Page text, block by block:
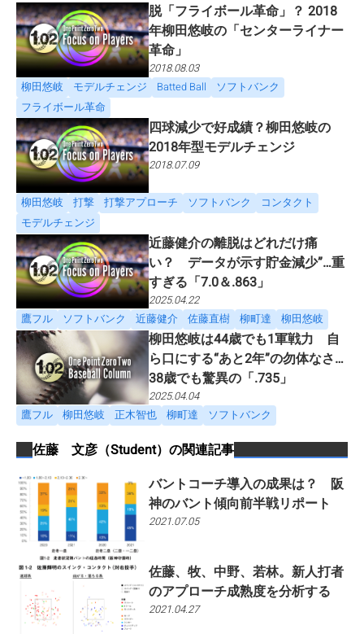
脱「フライボール革命」？ 2018
年柳田悠岐の「センターライナー
革命」
2018.08.03
柳田悠岐
モデルチェンジ Batted Ball
ソフトバンク
フライボール革命
四球減少で好成績？柳田悠岐の
2018年型モデルチェンジ
2018.07.09
柳田悠岐 打撃 打撃アプローチ ソフトバンク
コンタクト
モデルチェンジ
近藤健介の離脱はどれだけ痛
い？ データが示す貯金減少”…重
すぎる「7.0＆.863」
2025.04.22
鷹フル
ソフトバンク 近藤健介 佐藤直樹 柳町達 柳田悠岐
柳田悠岐は44歳でも1軍戦力 自
ら口にする“あと2年”の勿体なさ…
38歳でも驚異の「.735」
2025.04.04
鷹フル
柳田悠岐 正木智也 柳町達 ソフトバンク
佐藤 文彦（Student） の関連記事
バントコーチ導入の成果は？ 阪
神のバント傾向前半戦リポート
2021.07.05
佐藤、牧、中野、若林。新人打者
のアプローチ成熟度を分析する
2021.04.27